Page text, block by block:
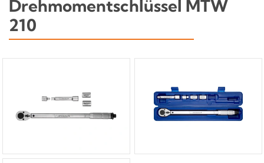
Drehmomentschlüssel MTW
210